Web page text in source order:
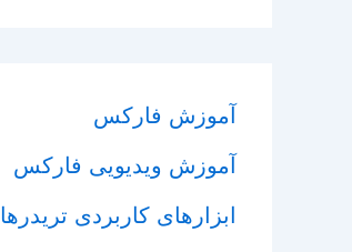
آموزش فارکس
آموزش ویدیویی فارکس
ابزارهای کاربردی تریدرها